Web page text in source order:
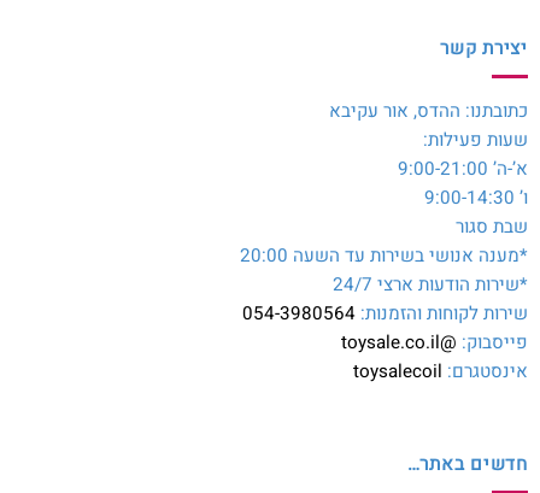
יצירת קשר
כתובתנו: ההדס, אור עקיבא
שעות פעילות:
א’-ה’ 9:00-21:00
ו’ 9:00-14:30
שבת סגור
*מענה אנושי בשירות עד השעה 20:00
*שירות הודעות ארצי 24/7
שירות לקוחות והזמנות: 054-3980564
פייסבוק: @toysale.co.il
אינסטגרם: toysalecoil
חדשים באתר…